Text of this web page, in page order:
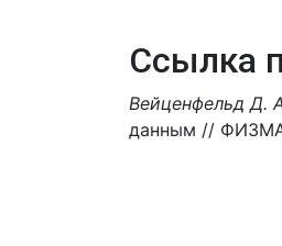
Ссылка
Вейценфельд Д.
данным //